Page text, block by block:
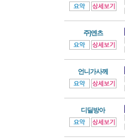
주)엔츠
언니가사께
디딜방아